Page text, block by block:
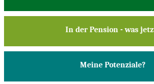
In der Pension - was
Meine Potenziale?